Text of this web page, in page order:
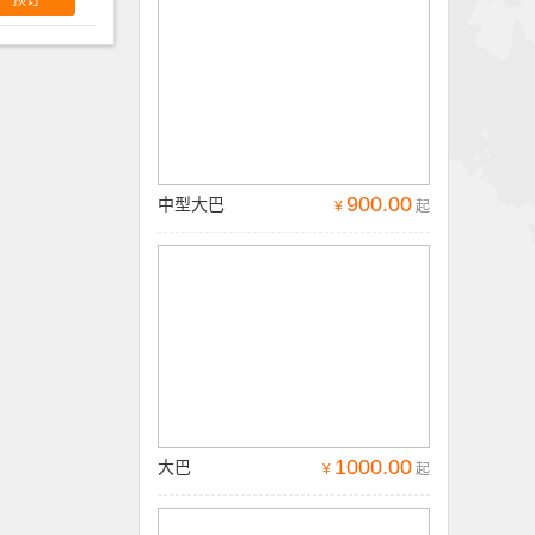
¥ 900.00 起
中型大巴
¥ 1000.00 起
大巴